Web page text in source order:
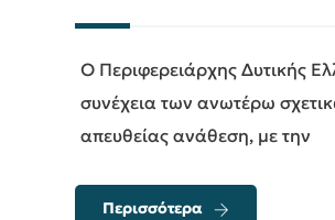
Ο Περιφερειάρχης Δυτικής
συνέχεια των ανωτέρω
απευθείας ανάθεση, με την
Περισσότερα